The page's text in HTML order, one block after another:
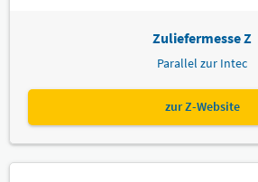
Zuliefermesse Z
Parallel zur Intec
zur Z-Website